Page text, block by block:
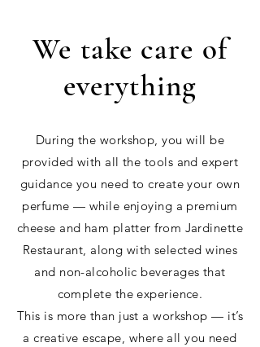
We take care of
everything
During the workshop, you will be
provided with all the tools and expert
guidance you need to create your own
perfume — while enjoying a premium
cheese and ham platter from Jardinette
Restaurant, along with selected wines
and non-alcoholic beverages that
complete the experience.
This is more than just a workshop — it’s
a creative escape, where all you need